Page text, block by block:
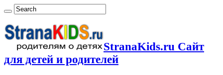
StranaKids.ru Сайт
для детей и родителей